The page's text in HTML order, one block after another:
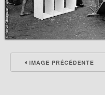
IMAGE PRÉCÉDENTE